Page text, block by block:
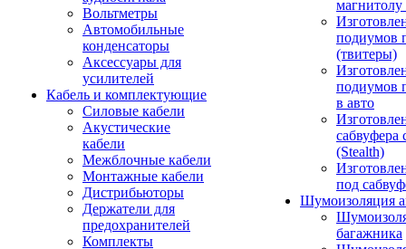
Вольтметры
Автомобильные
конденсаторы
Аксессуары для
усилителей
Кабель и комплектующие
Силовые кабели
Акустические
кабели
Межблочные кабели
Монтажные кабели
Дистрибьюторы
Держатели для
предохранителей
Комплекты
подиумов
(твитеры)
подиумов
в авто
сабвуфера
(Stealth)
под
Шумоизоляция
багажника